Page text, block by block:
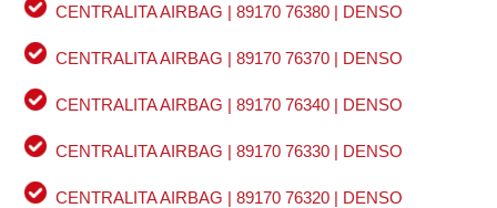
CENTRALITA AIRBAG | 89170 76380 | DENSO
CENTRALITA AIRBAG | 89170 76370 | DENSO
CENTRALITA AIRBAG | 89170 76340 | DENSO
CENTRALITA AIRBAG | 89170 76330 | DENSO
CENTRALITA AIRBAG | 89170 76320 | DENSO